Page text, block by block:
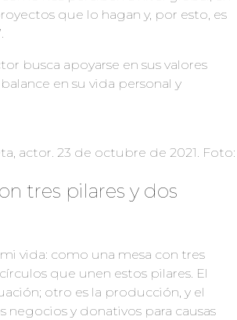
que lo hagan y, por esto, es
busca apoyarse en sus valores
en su vida personal y
actor. 23 de octubre de 2021.
tres pilares y dos
vida: como una mesa con tres
que unen estos pilares. El
otro es la producción, y el
negocios y donativos para causas